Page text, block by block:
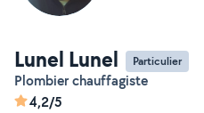
Lunel Lunel Particulier
Plombier chauffagiste
4,2/5